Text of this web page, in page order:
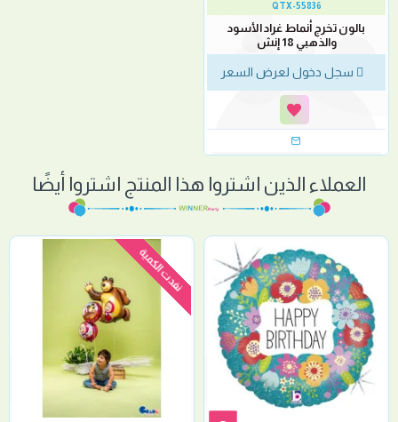
QTX-55836
بالون تخرج أنماط غراد الأسود
والذهبي 18 إنش
سجل دخول لعرض السعر
العملاء الذين اشتروا هذا المنتج اشتروا أيضًا
نفدت الكمية